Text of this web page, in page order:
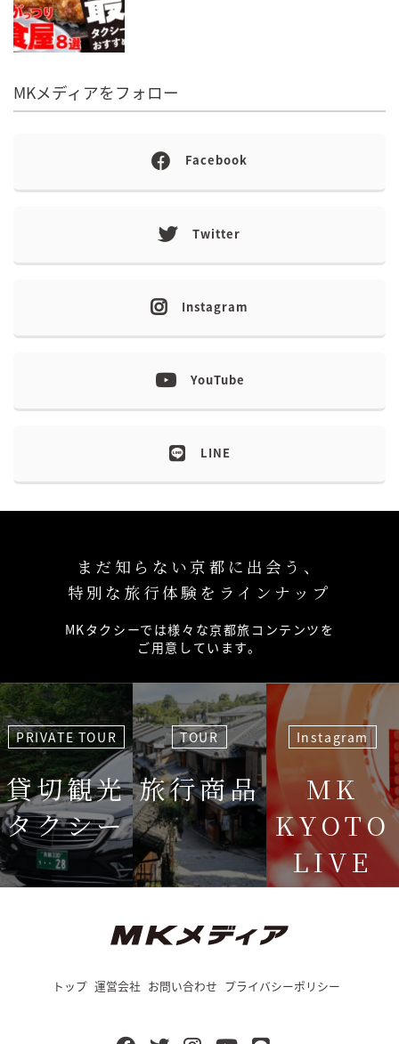
MKメディアをフォロー
Facebook
Twitter
Instagram
YouTube
LINE
まだ知らない京都に出会う、
特別な旅行体験をラインナップ
MKタクシーでは様々な京都旅コンテンツを
ご用意しています。
PRIVATE TOUR
貸切観光
タクシー
TOUR
旅行商品
Instagram
MK
KYOTO
LIVE
トップ 運営会社 お問い合わせ プライバシーポリシー